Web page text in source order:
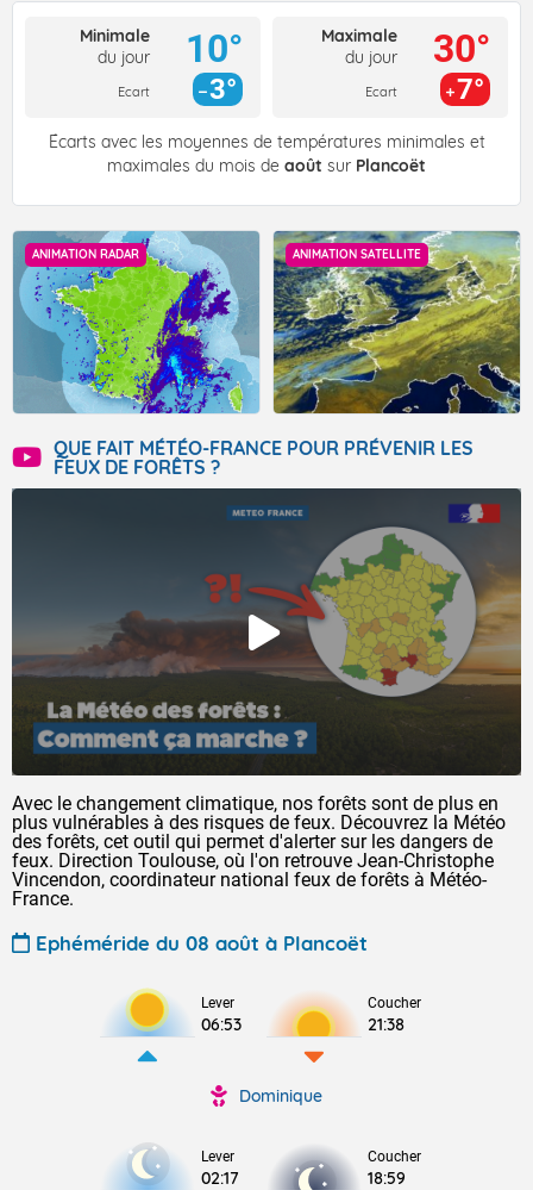
Minimale
du jour
Ecart
10°
3°
Maximale
du jour
Ecart
30°
7°
Écarts avec les moyennes de températures minimales et
maximales du mois de août sur Plancoët
ANIMATION RADAR ANIMATION SATELLITE
QUE FAIT MÉTÉO-FRANCE POUR PRÉVENIR LES
FEUX DE FORÊTS ?
Avec le changement climatique, nos forêts sont de plus en
plus vulnérables à des risques de feux. Découvrez la Météo
des forêts, cet outil qui permet d'alerter sur les dangers de
feux. Direction Toulouse, où l'on retrouve Jean-Christophe
Vincendon, coordinateur national feux de forêts à Météo-
France.
Ephéméride du 08 août à Plancoët
Lever
06:53
Coucher
21:38
Dominique
Lever
02:17
Coucher
18:59